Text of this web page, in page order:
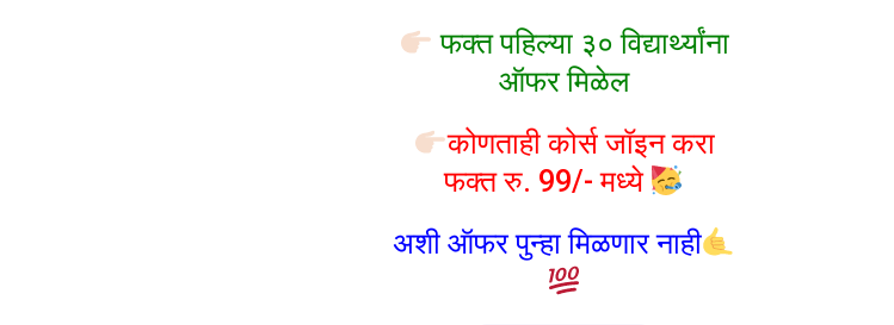
फक्त पहिल्या ३० विद्यार्थ्यांना
ऑफर मिळेल
कोणताही कोर्स जॉइन करा
फक्त रु. 99/- मध्ये
अशी ऑफर पुन्हा मिळणार नाही